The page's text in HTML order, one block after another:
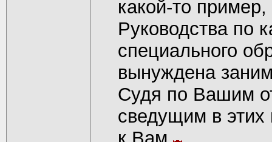
какой-то
Руководства по
специального
вынуждена
Судя по Вашим
сведущим в